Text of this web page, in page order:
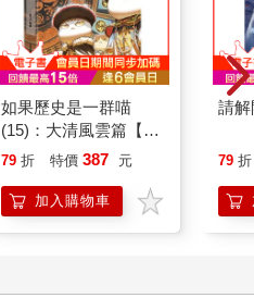
如果歷史是一群喵
(15)：大清風雲篇【萌
貓漫畫學歷史】
79 折 特價 387 元
加入購物車
請解
79 折